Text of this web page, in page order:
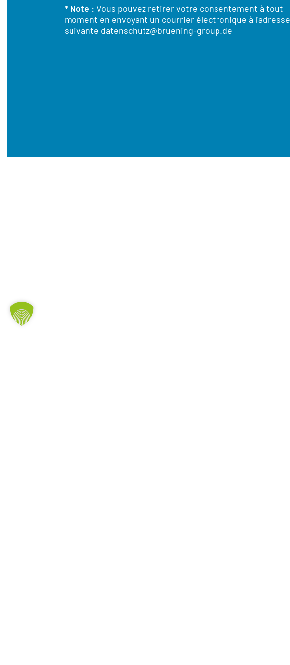
* Note : Vous pouvez retirer votre consentement à tout
moment en envoyant un courrier électronique à l'adresse
suivante datenschutz@bruening-group.de